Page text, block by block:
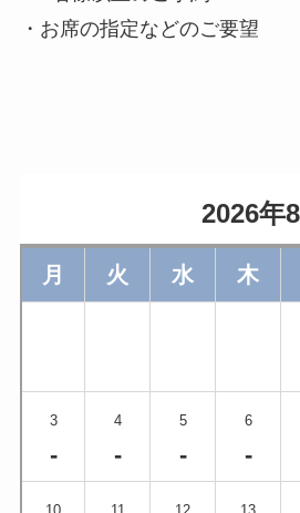
・お席の指定などのご要望
月 火 水 木
3
-
4
-
5
-
6
-